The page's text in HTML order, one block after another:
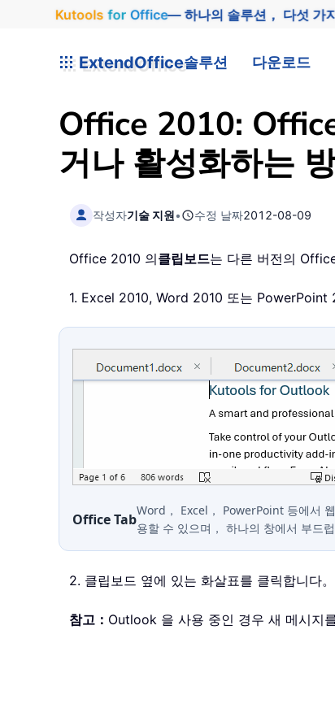
Kutools for Office— 하나의 솔루션， 다섯 가
ExtendOffice솔루션 다운로드
Office 2010:
거나 활성화하는
작성자기술 지원• 수정 날짜2012-08-09
Office 2010 의클립보드는 다른 버전의
1. Excel 2010, Word 2010 또는 PowerPoint
Office Tab
Word， Excel， PowerPoint 등에서
용할 수 있으며， 하나의 창에서 부드럽
2. 클립보드 옆에 있는 화살표를 클릭합니다
참고： Outlook 을 사용 중인 경우 새 메시지